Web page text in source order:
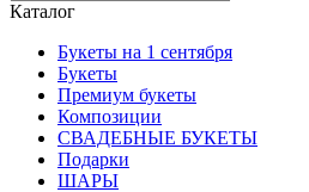
Каталог
Букеты на 1 сентября
Букеты
Премиум букеты
Композиции
СВАДЕБНЫЕ БУКЕТЫ
Подарки
ШАРЫ